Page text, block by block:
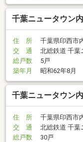
千葉ニュータウン
住 所
千葉県印西市
交 通
北総鉄道 千葉
総戸数
5戸
築年月
昭和62年8月
千葉ニュータウン
住 所
千葉県印西市
交 通
北総鉄道 千葉
総戸数
30戸